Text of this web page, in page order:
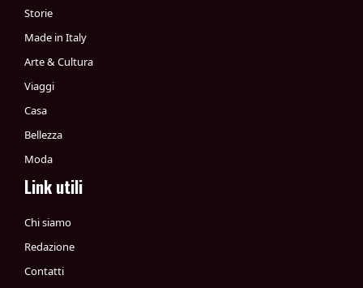
Storie
Made in Italy
Arte & Cultura
Viaggi
Casa
Bellezza
Moda
Link utili
Chi siamo
Redazione
Contatti